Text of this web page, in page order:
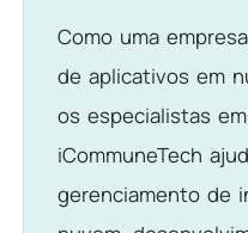
Como uma
de aplicativos em
os especialistas
iCommuneTech
gerenciamento de